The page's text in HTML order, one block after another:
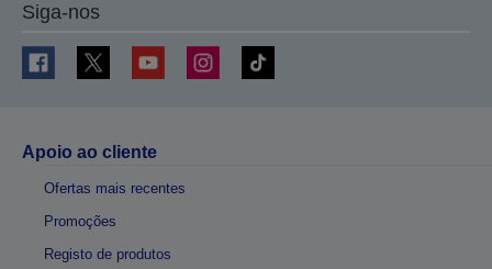
Siga-nos
Apoio ao cliente
Ofertas mais recentes
Promoções
Registo de produtos